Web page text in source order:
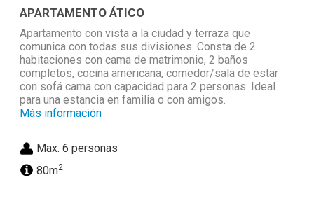
APARTAMENTO ÁTICO
Apartamento con vista a la ciudad y terraza que
comunica con todas sus divisiones. Consta de 2
habitaciones con cama de matrimonio, 2 baños
completos, cocina americana, comedor/sala de estar
con sofá cama con capacidad para 2 personas. Ideal
para una estancia en familia o con amigos.
Más información
Max. 6 personas
80m2